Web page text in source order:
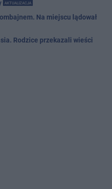
AKTUALIZACJA
Na miejscu lądował
Rodzice przekazali wieści